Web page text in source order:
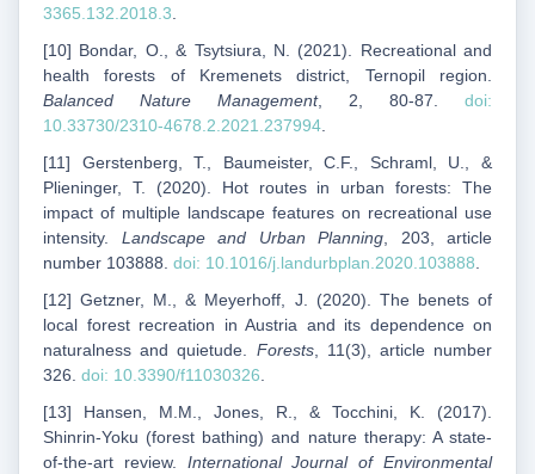
3365.132.2018.3
[10] Bondar, O., & Tsytsiura, N. (2021). Recreational and
health forests of Kremenets district, Ternopil region.
Balanced Nature Management, 2, 80-87. doi:
10.33730/2310-4678.2.2021.237994
[11] Gerstenberg, T., Baumeister, C.F., Schraml, U., &
Plieninger, T. (2020). Hot routes in urban forests: The
impact of multiple landscape features on recreational use
intensity. Landscape and Urban Planning , 203, article
number 103888. doi: 10.1016/j.landurbplan.2020.103888
[12] Getzner, M., & Meyerhoff, J. (2020). The benets of
local forest recreation in Austria and its dependence on
naturalness and quietude. Forests, 11(3), article number
326. doi: 10.3390/f11030326
[13] Hansen, M.M., Jones, R., & Tocchini, K. (2017).
Shinrin-Yoku (forest bathing) and nature therapy: A state-
of-the-art review. International Journal of Environmental